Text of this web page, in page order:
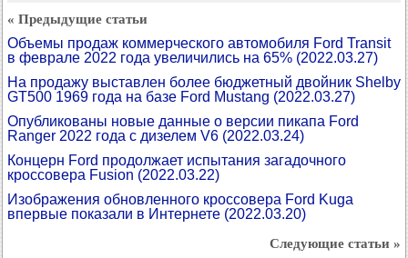
« Предыдущие статьи
Объемы продаж коммерческого автомобиля Ford Transit
в феврале 2022 года увеличились на 65% (2022.03.27)
На продажу выставлен более бюджетный двойник Shelby
GT500 1969 года на базе Ford Mustang (2022.03.27)
Опубликованы новые данные о версии пикапа Ford
Ranger 2022 года с дизелем V6 (2022.03.24)
Концерн Ford продолжает испытания загадочного
кроссовера Fusion (2022.03.22)
Изображения обновленного кроссовера Ford Kuga
впервые показали в Интернете (2022.03.20)
Следующие статьи »